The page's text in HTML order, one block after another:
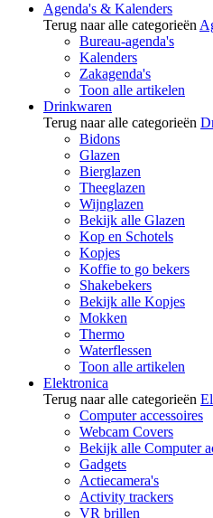
Agenda's & Kalenders
Terug naar alle categorieën
Bureau-agenda's
Kalenders
Zakagenda's
Toon alle artikelen
Drinkwaren
Terug naar alle categorieën
Bidons
Glazen
Bierglazen
Theeglazen
Wijnglazen
Bekijk alle Glazen
Kop en Schotels
Kopjes
Koffie to go bekers
Shakebekers
Bekijk alle Kopjes
Mokken
Thermo
Waterflessen
Toon alle artikelen
Elektronica
Terug naar alle categorieën
Computer accessoires
Webcam Covers
Bekijk alle Computer
Gadgets
Actiecamera's
Activity trackers
VR brillen